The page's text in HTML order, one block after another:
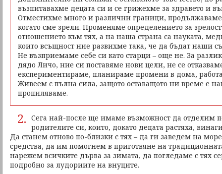
възпитавахме децата си и се грижехме за здравето и
Отместихме много и различни граници,
когато сме зрели. Променяме определението за
отношението към тях, а на наша страна са науката,
които всъщност ние развихме така, че да бъдат наши
Не възприемаме себе си като старци – още не. За
дядо Личо, ние си поставяме нови цели, не се
експериментираме, планираме промени в дома,
Живеем с пълна сила, защото оставащото ни време е
пропиляваме.
2. Сега най-после ще имаме възможност да отделим
родителите си, които, докато децата растяха,
Да станем отново по-близки с тях – да ги заведем на
средства, да им помогнем в приготвяне на
нарежем всичките дърва за зимата, да погледаме с тях
подробно за лудориите на внуците.